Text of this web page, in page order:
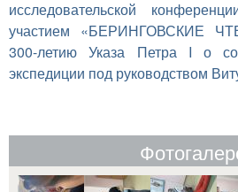
исследовательской
участием «БЕРИНГОВСКИЕ
300-летию Указа Петра I о
экспедиции под руководством